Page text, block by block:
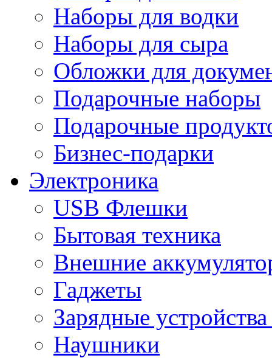
Наборы для водки
Наборы для сыра
Обложки для
Подарочные наборы
Подарочные
Бизнес-подарки
Электроника
USB Флешки
Бытовая техника
Внешние
Гаджеты
Зарядные
Наушники